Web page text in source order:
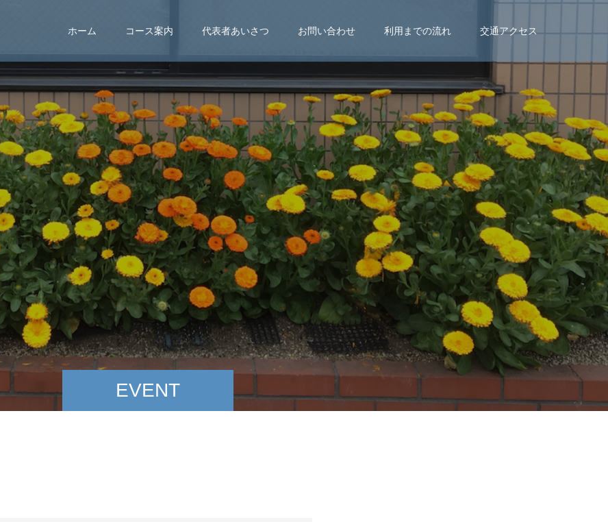
ホーム コース案内 代表者あいさつ お問い合わせ 利用までの流れ 交通アクセス
EVENT